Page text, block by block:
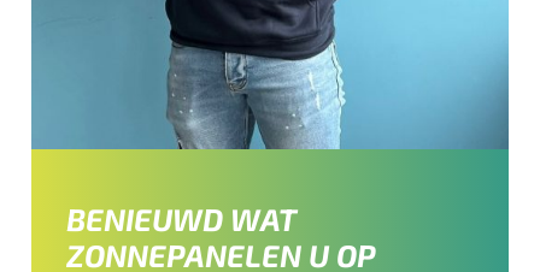
BENIEUWD WAT
ZONNEPANELEN U OP